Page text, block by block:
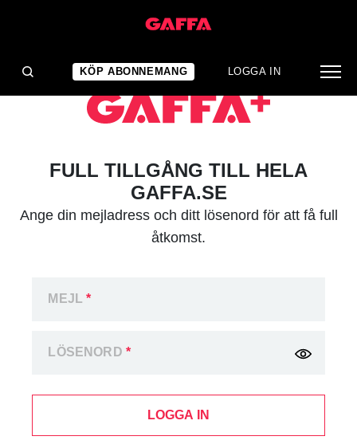
KÖP ABONNEMANG LOGGA IN
FULL TILLGÅNG TILL HELA
GAFFA.SE
Ange din mejladress och ditt lösenord för att få full
åtkomst.
MEJL*
LÖSENORD *
LOGGA IN